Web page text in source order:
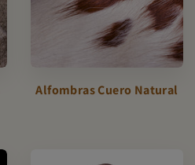
Alfombras Cuero Natural